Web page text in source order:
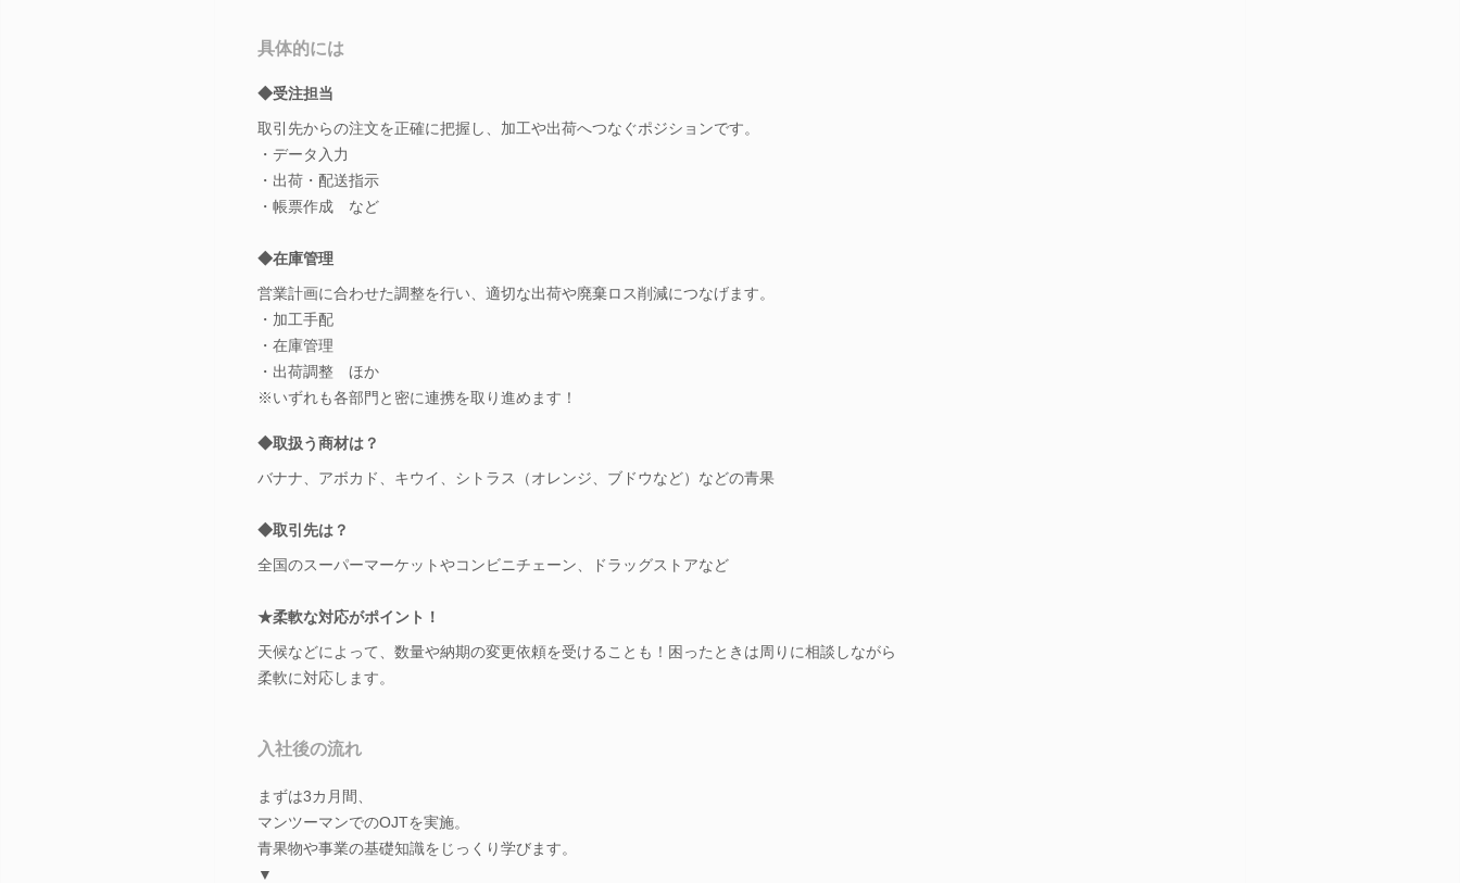
具体的には
◆受注担当
取引先からの注文を正確に把握し、加工や出荷へつなぐポジションです。
・データ入力
・出荷・配送指示
・帳票作成 など
◆在庫管理
営業計画に合わせた調整を行い、適切な出荷や廃棄ロス削減につなげます。
・加工手配
・在庫管理
・出荷調整 ほか
※いずれも各部門と密に連携を取り進めます！
◆取扱う商材は？
バナナ、アボカド、キウイ、シトラス（オレンジ、ブドウなど）などの青果
◆取引先は？
全国のスーパーマーケットやコンビニチェーン、ドラッグストアなど
★柔軟な対応がポイント！
天候などによって、数量や納期の変更依頼を受けることも！困ったときは周りに相談しながら
柔軟に対応します。
入社後の流れ
まずは3カ月間、
マンツーマンでのOJTを実施。
青果物や事業の基礎知識をじっくり学びます。
▼